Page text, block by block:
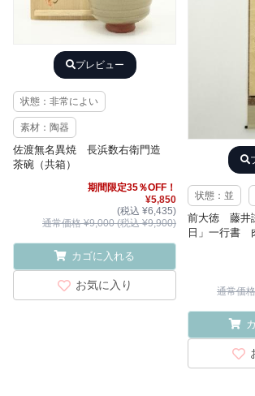
プレビュー
状態：非常によい
素材：陶器
佐渡無名異焼 長浜数右衛門造
茶碗（共箱）
期間限定35％OFF！
¥5,850
(税込 ¥6,435)
通常価格 ¥9,000 (税込 ¥9,900)
カゴに入れる
お気に入り
状態：並
前大徳 藤井
日」一行書
通常価